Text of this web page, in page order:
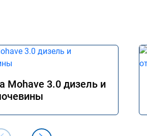
Mohave 3.0 дизель и